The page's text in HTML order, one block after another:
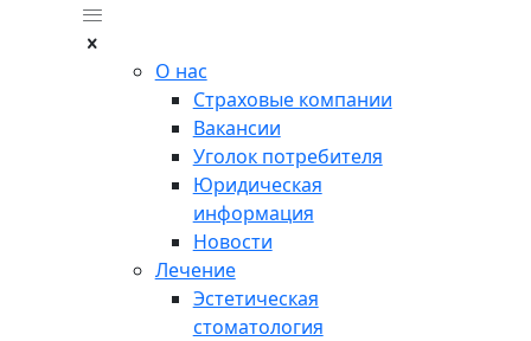
О нас
Страховые компании
Вакансии
Уголок потребителя
Юридическая
информация
Новости
Лечение
Эстетическая
стоматология